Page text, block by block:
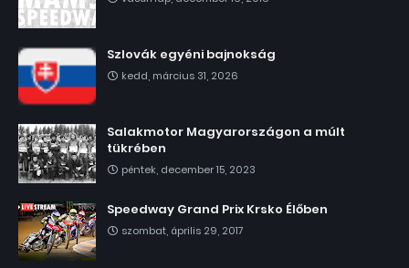
Szlovák egyéni bajnokság
kedd, március 31, 2026
Salakmotor Magyarországon a múlt
tükrében
péntek, december 15, 2023
Speedway Grand Prix Krsko Élőben
szombat, április 29, 2017